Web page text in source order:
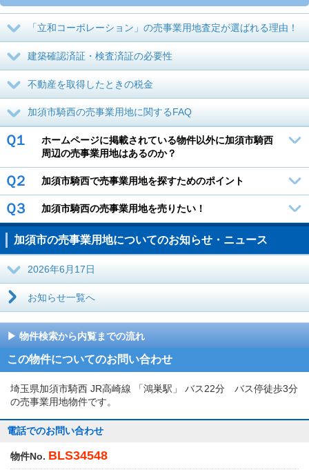
「立和コーポレーション」の売事業用地査定が選ばれる理由！
建築確認済証・検査済証の必要性
不動産を取得したときの税金
加須市騎西の売事業用地に関するFAQ
Ｑ１
ホームページに掲載されている物件以外に加須市騎西
周辺の売事業用地はあるのか？
Ｑ２ 加須市騎西で売事業用地を探すためのポイント
Ｑ３ 加須市騎西の売事業用地を売りたい！
加須市の売事業用地についてのお知らせ・ニュース
2026年6月17日
お知らせ一覧へ
物件検索から内覧までの流れ
この物件についてのお問い合わせ
埼玉県加須市騎西 JR高崎線 「鴻巣駅」 バス22分 バス停徒歩3分
の売事業用地物件です。
電話でのお問い合わせ
物件No. BLS34548